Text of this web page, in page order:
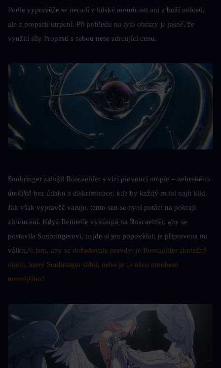
Podle vypravěče se nerodí z lidské moudrosti ani z boží milosti,
ale z propasti utrpení. Při pohledu na tyto obrazy je jasné, že
využití síly Propasti s sebou nese zdrcující cenu.
Sunbringer založil Roscaelifer s vizí plovoucí utopie – nebeského
útočiště bez útlaku a diskriminace, kde by každý mohl najít klid.
Jak však vypravěč varuje, tento sen se nyní potácí na pokraji
zhroucení. Když Remielle vystoupá na Roscaelifer, aby se
postavila Sunbringerovi, nejde si jen popovídat; je připravena na
válku.Je tam, aby se dožadovala pravdy: je Roscaelifer skutečně
rájem, který Sunbringer slíbil, nebo je to něco mnohem
temnějšího?